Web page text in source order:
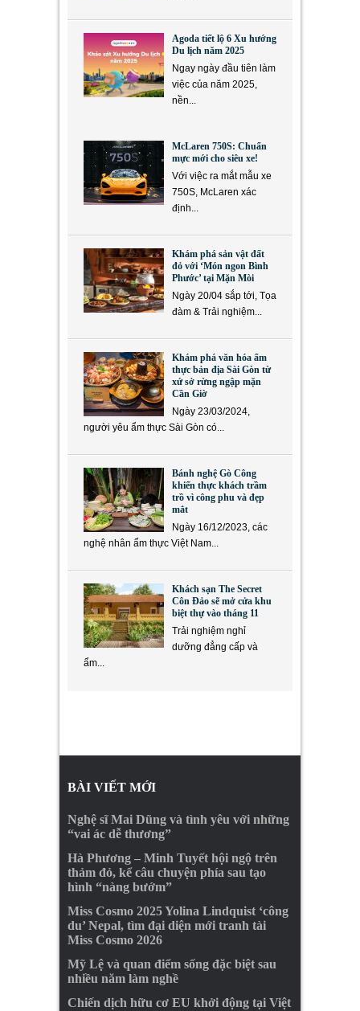
Agoda tiết lộ 6 Xu hướng
Du lịch năm 2025
Ngay ngày đầu tiên làm
việc của năm 2025,
nền...
McLaren 750S: Chuẩn
mực mới cho siêu xe!
Với việc ra mắt mẫu xe
750S, McLaren xác
định...
Khám phá sản vật đất
đỏ với ‘Món ngon Bình
Phước’ tại Mặn Mòi
Ngày 20/04 sắp tới, Tọa
đàm & Trải nghiệm...
Khám phá văn hóa ẩm
thực bản địa Sài Gòn từ
xứ sở rừng ngập mặn
Cần Giờ
Ngày 23/03/2024,
người yêu ẩm thực Sài Gòn có...
Bánh nghệ Gò Công
khiến thực khách trầm
trồ vì công phu và đẹp
mắt
Ngày 16/12/2023, các
nghệ nhân ẩm thực Việt Nam...
Khách sạn The Secret
Côn Đảo sẽ mở cửa khu
biệt thự vào tháng 11
Trải nghiệm nghỉ
dưỡng đẳng cấp và
ẩm...
BÀI VIẾT MỚI
Nghệ sĩ Mai Dũng và tình yêu với những
“vai ác dễ thương”
Hà Phương – Minh Tuyết hội ngộ trên
thảm đỏ, kể câu chuyện phía sau tạo
hình “nàng bướm”
Miss Cosmo 2025 Yolina Lindquist ‘công
du’ Nepal, tìm đại diện mới tranh tài
Miss Cosmo 2026
Mỹ Lệ và quan điểm sống đặc biệt sau
nhiều năm làm nghề
Chiến dịch hữu cơ EU khởi động tại Việt